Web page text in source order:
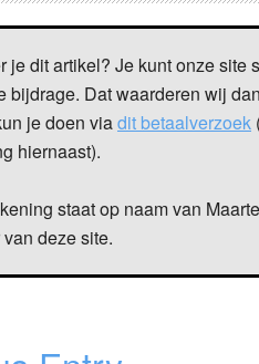
je dit artikel? Je kunt onze site
bijdrage. Dat waarderen wij
je doen viadit betaalverzoek
hiernaast).
staat op naam van
deze site.